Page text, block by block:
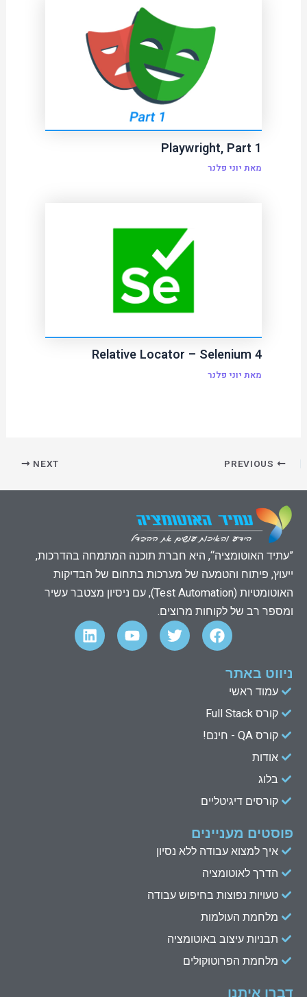
Playwright, Part 1
מאת יוני פלנר
Relative Locator – Selenium 4
מאת יוני פלנר
NEXT
”עתיד האוטומציה“, היא חברת תוכנה המתמחה בהדרכות,
ייעוץ, פיתוח והטמעה של מערכות בתחום של הבדיקות
האוטומטיות (Test Automation), עם ניסיון מצטבר עשיר
ומספר רב של לקוחות מרוצים.
F
a
c
o
k
T
w
i
Y
o
u
L
i
n
ניווט באתר
עמוד ראשי
קורס Full Stack
קורס QA - חינם!
אודות
בלוג
קורסים דיגיטליים
פוסטים מעניינים
איך למצוא עבודה ללא נסיון
הדרך לאוטומציה
טעויות נפוצות בחיפוש עבודה
מלחמת העולמות
תבניות עיצוב באוטומציה
מלחמת הפרוטוקולים
דברו איתנו